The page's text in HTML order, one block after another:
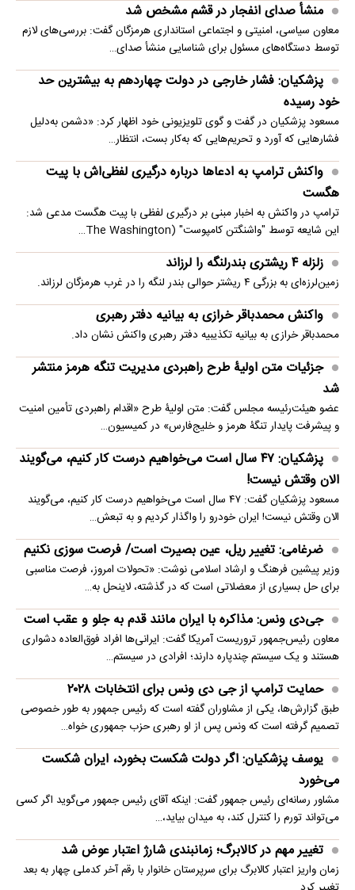
منشأ صدای انفجار در قشم مشخص شد
معاون سیاسی، امنیتی و اجتماعی استانداری هرمزگان گفت: بررسی‌های لازم
توسط دستگاه‌های مسئول برای شناسایی منشأ صدای…
پزشکیان: فشار خارجی در دولت چهاردهم به بیشترین حد
خود رسیده
مسعود پزشکیان در گفت و گوی تلویزیونی خود اظهار کرد: «دشمن به‌دلیل
فشارهایی که آورد و تحریم‌هایی که به‌کار بست، انتظار…
واکنش ترامپ به ادعاها درباره درگیری لفظی‌اش با پیت
هگست
ترامپ در واکنش به اخبار مبنی بر درگیری لفظی با پیت هگست مدعی شد:
این شایعه توسط "واشنگتن کامپوست" (The Washington…
زلزله ۴ ریشتری بندرلنگه را لرزاند
زمین‌لرزه‌ای به بزرگی ۴ ریشتر حوالی بندر لنگه را در غرب هرمزگان لرزاند.
واکنش محمدباقر خرازی به بیانیه دفتر رهبری
محمدباقر خرازی به بیانیه تکذیبیه دفتر رهبری واکنش نشان داد.
جزئیات متن اولیۀ طرح راهبردی مدیریت تنگه هرمز منتشر
شد
عضو هیئت‌رئیسه مجلس گفت: متن اولیۀ طرح «اقدام راهبردی تأمین امنیت
و پیشرفت پایدار تنگۀ هرمز و خلیج‌فارس» در کمیسیون…
پزشکیان: ۴۷ سال است می‌خواهیم درست کار کنیم، می‌گویند
الان وقتش نیست!
مسعود پزشکیان گفت: ۴۷ سال است می‌خواهیم درست کار کنیم، می‌گویند
الان وقتش نیست! ایران خودرو را واگذار کردیم و به تبعش…
ضرغامی: تغییر ریل، عین بصیرت است/ فرصت سوزی نکنیم
وزیر پیشین فرهنگ و ارشاد اسلامی نوشت: «تحولات امروز، فرصت مناسبی
برای حل بسیاری از معضلاتی‌ است که در گذشته، لاینحل به…
جی‌دی ونس: مذاکره با ایران مانند قدم به جلو و عقب است
معاون رئیس‌جمهور تروریست آمریکا گفت: ایرانی‌ها افراد فوق‌العاده دشواری
هستند و یک سیستم چندپاره دارند؛ افرادی در سیستم…
حمایت ترامپ از جی دی ونس برای انتخابات ۲۰۲۸
طبق گزارش‌ها، یکی از مشاوران گفته است که رئیس جمهور به طور خصوصی
تصمیم گرفته است که ونس پس از او رهبری حزب جمهوری خواه…
یوسف پزشکیان: اگر دولت شکست بخورد، ایران شکست
می‌خورد
مشاور رسانه‌ای رئیس جمهور گفت: اینکه آقای رئیس جمهور می‌گوید اگر کسی
می‌تواند تورم را کنترل کند، به میدان بیاید،…
تغییر مهم در کالابرگ؛ زمانبندی‌ شارژ اعتبار عوض شد
زمان واریز اعتبار کالابرگ برای سرپرستان خانوار با رقم آخر کدملی چهار به بعد